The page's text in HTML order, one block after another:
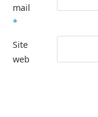
mail
*
Site
web